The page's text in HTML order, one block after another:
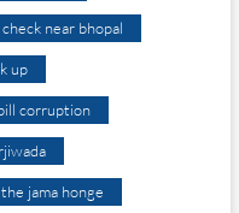
near bhopal
up
corruption
jama honge